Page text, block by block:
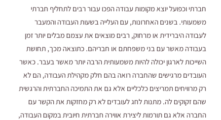
חברתי וכפועל יוצא מקומות עבודה הפכו עבור רבים לתחליף חברתי
משמעותי. בשנים האחרונות, עם העלייה בשעות העבודה והמעבר
לעבודה היברידית או מרחוק, רבים מוצאים את עצמם מבלים יותר זמן
בעבודה מאשר עם בני משפחתם או חבריהם. כתוצאה מכך, תחושת
השייכות לארגון יכולה להיות משמעותית הרבה יותר מאשר בעבר. כאשר
העובדים מרגישים שהחברה רואה בהם חלק מקהילת העבודה, הם לא
רק מרוויחים תמריצים כלכליים אלא גם את התמיכה החברתית והרגשית
שהם זקוקים לה. מתנות לחג לעובדים לא רק מחזקות את הקשר עם
החברה אלא גם תורמות ליצירת אווירה חברתית חיובית במקום העבודה,